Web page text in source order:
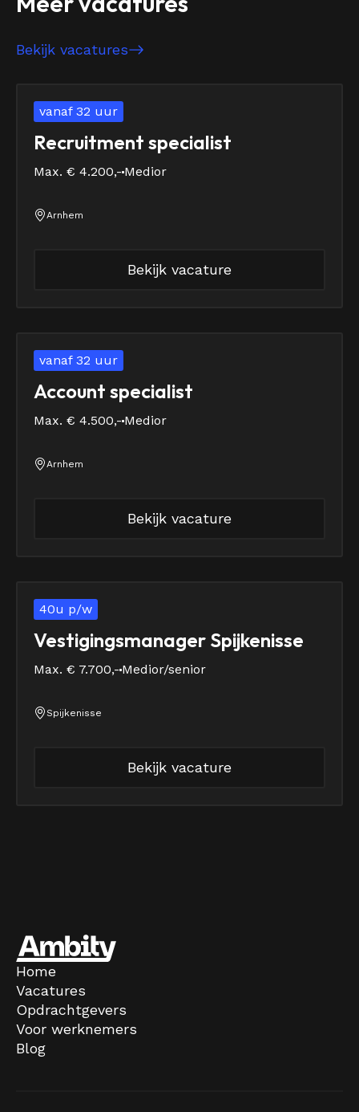
Bekijk vacatures
vanaf 32 uur
Recruitment specialist
Max. € 4.200,- Medior
Arnhem
Bekijk vacature
vanaf 32 uur
Account specialist
Max. € 4.500,- Medior
Arnhem
Bekijk vacature
40u p/w
Vestigingsmanager Spijkenisse
Max. € 7.700,- Medior/senior
Spijkenisse
Bekijk vacature
Home
Vacatures
Opdrachtgevers
Voor werknemers
Blog